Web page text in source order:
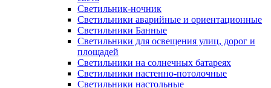
Светильник-ночник
Светильники аварийные и ориентационные
Светильники Банные
Светильники для освещения улиц, дорог и
площадей
Светильники на солнечных батареях
Светильники настенно-потолочные
Светильники настольные